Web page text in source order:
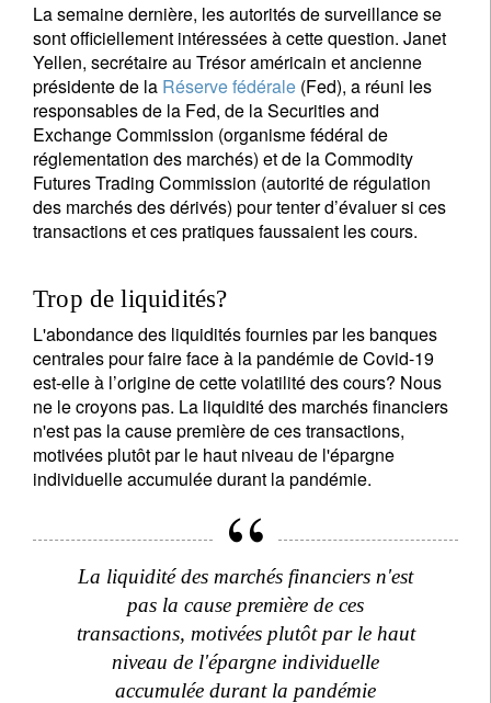
La semaine dernière, les autorités de surveillance se
sont officiellement intéressées à cette question. Janet
Yellen, secrétaire au Trésor américain et ancienne
présidente de la Réserve fédérale (Fed), a réuni les
responsables de la Fed, de la Securities and
Exchange Commission (organisme fédéral de
réglementation des marchés) et de la Commodity
Futures Trading Commission (autorité de régulation
des marchés des dérivés) pour tenter d’évaluer si ces
transactions et ces pratiques faussaient les cours.
Trop de liquidités?
L'abondance des liquidités fournies par les banques
centrales pour faire face à la pandémie de Covid-19
est-elle à l’origine de cette volatilité des cours? Nous
ne le croyons pas. La liquidité des marchés financiers
n'est pas la cause première de ces transactions,
motivées plutôt par le haut niveau de l'épargne
individuelle accumulée durant la pandémie.
La liquidité des marchés financiers n'est
pas la cause première de ces
transactions, motivées plutôt par le haut
niveau de l'épargne individuelle
accumulée durant la pandémie